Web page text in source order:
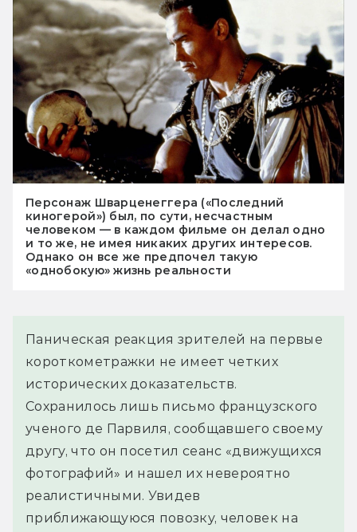
Персонаж Шварценеггера («Последний
киногерой») был, по сути, несчастным
человеком — в каждом фильме он делал одно
и то же, не имея никаких других интересов.
Однако он все же предпочел такую
«однобокую» жизнь реальности
Паническая реакция зрителей на первые
короткометражки не имеет четких
исторических доказательств.
Сохранилось лишь письмо французского
ученого де Парвиля, сообщавшего своему
другу, что он посетил сеанс «движущихся
фотографий» и нашел их невероятно
реалистичными. Увидев
приближающуюся повозку, человек на